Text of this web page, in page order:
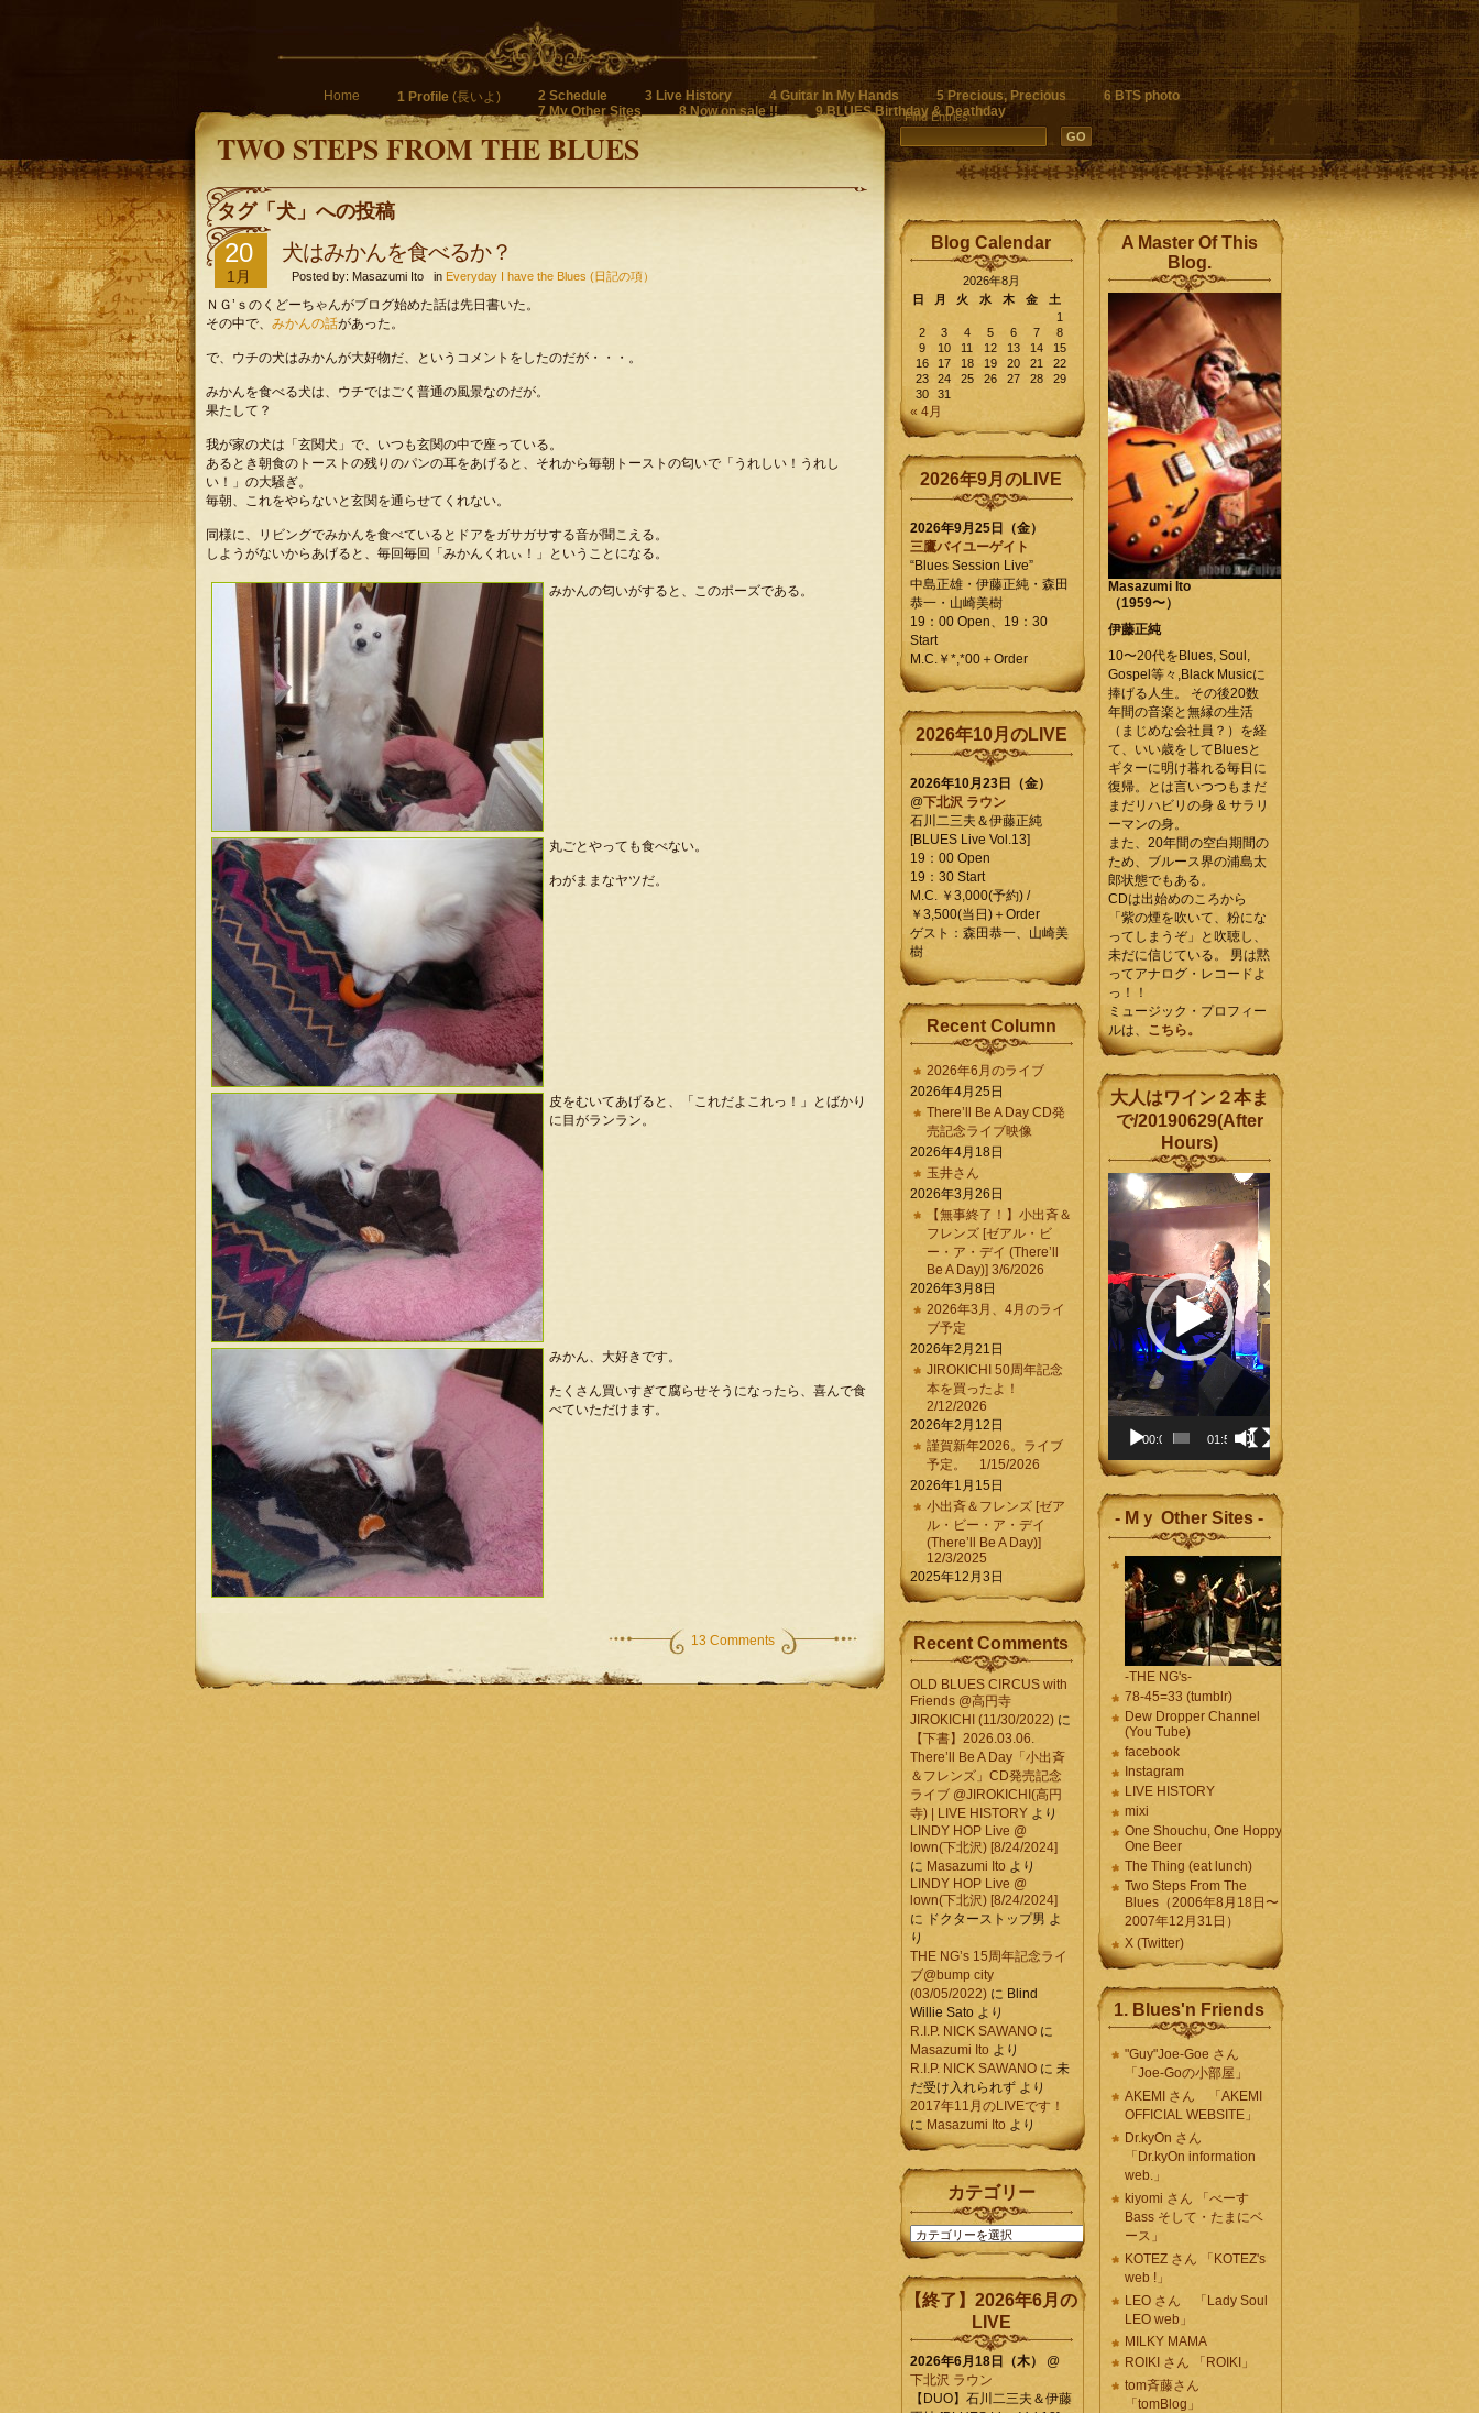
Home 1 Profile (長いよ) 2 Schedule 3 Live History 4 Guitar In My Hands 5 Precious, Precious
6 BTS photo
7 My Other Sites
8 Now on sale !! 9 BLUES Birthday & Deathday
TWO STEPS FROM THE BLUES
Find Entries
タグ「犬」への投稿
20
1月
犬はみかんを食べるか？
Posted by: Masazumi Ito in Everyday I have the Blues (日記の項）
ＮＧ’ｓのくどーちゃんがブログ始めた話は先日書いた。
その中で、 みかんの話があった。
で、ウチの犬はみかんが大好物だ、というコメントをしたのだが・・・。
みかんを食べる犬は、ウチではごく普通の風景なのだが。
果たして？
我が家の犬は「玄関犬」で、いつも玄関の中で座っている。
あるとき朝食のトーストの残りのパンの耳をあげると、それから毎朝トーストの匂いで「うれしい！うれし
い！」の大騒ぎ。
毎朝、これをやらないと玄関を通らせてくれない。
同様に、リビングでみかんを食べているとドアをガサガサする音が聞こえる。
しようがないからあげると、毎回毎回「みかんくれぃ！」ということになる。
みかんの匂いがすると、このポーズである。
丸ごとやっても食べない。
わがままなヤツだ。
皮をむいてあげると、「これだよこれっ！」とばかり
に目がランラン。
みかん、大好きです。
たくさん買いすぎて腐らせそうになったら、喜んで食
べていただけます。
13 Comments
Blog Calendar
2026年8月
日
月 火 水 木 金
土
1
2
3 4 5 6 7
8
9
10 11 12 13 14
15
16
17 18 19 20 21
22
23
24 25 26 27 28
29
30
31
« 4月
2026年9月のLIVE
2026年9月25日（金）
三鷹バイユーゲイト
“Blues Session Live”
中島正雄・伊藤正純・森田
恭一・山崎美樹
19：00 Open、19：30
Start
M.C.￥*,*00＋Order
2026年10月のLIVE
2026年10月23日（金）
@下北沢 ラウン
石川二三夫＆伊藤正純
[BLUES Live Vol.13]
19：00 Open
19：30 Start
M.C. ￥3,000(予約) /
￥3,500(当日)＋Order
ゲスト：森田恭一、山崎美
樹
Recent Column
2026年6月のライブ
2026年4月25日
There’ll Be A Day CD発
売記念ライブ映像
2026年4月18日
玉井さん
2026年3月26日
【無事終了！】小出斉＆
フレンズ [ゼアル・ビ
ー・ア・デイ (There’ll
Be A Day)] 3/6/2026
2026年3月8日
2026年3月、4月のライ
ブ予定
2026年2月21日
JIROKICHI 50周年記念
本を買ったよ！
2/12/2026
2026年2月12日
謹賀新年2026。ライブ
予定。 1/15/2026
2026年1月15日
小出斉＆フレンズ [ゼア
ル・ビー・ア・デイ
(There’ll Be A Day)]
12/3/2025
2025年12月3日
Recent Comments
OLD BLUES CIRCUS with
Friends @高円寺
JIROKICHI (11/30/2022) に
【下書】2026.03.06.
There’ll Be A Day「小出斉
＆フレンズ」CD発売記念
ライブ @JIROKICHI(高円
寺) | LIVE HISTORY より
LINDY HOP Live @
lown(下北沢) [8/24/2024]
に Masazumi Ito より
LINDY HOP Live @
lown(下北沢) [8/24/2024]
に ドクターストップ男 よ
り
THE NG’s 15周年記念ライ
ブ@bump city
(03/05/2022) に Blind
Willie Sato より
R.I.P. NICK SAWANO に
Masazumi Ito より
R.I.P. NICK SAWANO に 未
だ受け入れられず より
2017年11月のLIVEです！
に Masazumi Ito より
カテゴリー
カ
テ
リ
ー
【終了】2026年6月の
LIVE
2026年6月18日（木）
@
下北沢 ラウン
【DUO】石川二三夫＆伊藤
A Master Of This
Blog.
Masazumi Ito
（1959〜）
伊藤正純
10〜20代をBlues, Soul,
Gospel等々,Black Musicに
捧げる人生。 その後20数
年間の音楽と無縁の生活
（まじめな会社員？）を経
て、いい歳をしてBluesと
ギターに明け暮れる毎日に
復帰。とは言いつつもまだ
まだリハビリの身 & サラリ
ーマンの身。
また、20年間の空白期間の
ため、ブルース界の浦島太
郎状態でもある。
CDは出始めのころから
「紫の煙を吹いて、粉にな
ってしまうぞ」と吹聴し、
未だに信じている。 男は黙
ってアナログ・レコードよ
っ！！
ミュージック・プロフィー
ルは、 こちら。
大人はワイン２本ま
で/20190629(After
Hours)
動
画
レ
ー
ヤ
ー
00:00 01:58
- Mｙ Other Sites -
-THE NG's-
78-45=33 (tumblr)
Dew Dropper Channel
(You Tube)
facebook
Instagram
LIVE HISTORY
mixi
One Shouchu, One Hoppy.
One Beer
The Thing (eat lunch)
Two Steps From The
Blues（2006年8月18日〜
2007年12月31日）
X (Twitter)
1. Blues'n Friends
"Guy"Joe-Goe さん
「Joe-Goの小部屋」
AKEMI さん 「AKEMI
OFFICIAL WEBSITE」
Dr.kyOn さん
「Dr.kyOn information
web.」
kiyomi さん 「べーす
Bass そして・たまにベ
ース」
KOTEZ さん 「KOTEZ's
web !」
LEO さん 「Lady Soul
LEO web」
MILKY MAMA
ROIKI さん 「ROIKI」
tom斉藤さん
「tomBlog」